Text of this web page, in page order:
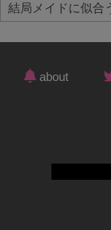
結局メイドに似合
Powered by
about